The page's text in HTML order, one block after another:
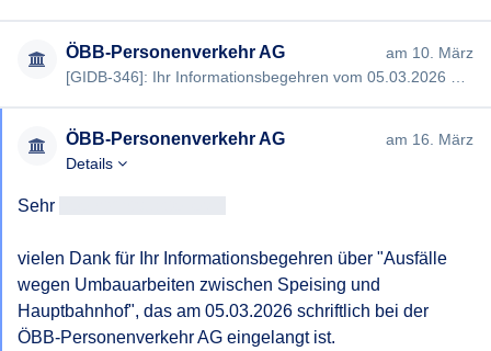
ÖBB-Personenverkehr AG
am 10. März
ÖBB-Personenverkehr AG
am 16. März
Details
Sehr
vielen Dank für Ihr Informationsbegehren über "Ausfälle
wegen Umbauarbeiten zwischen Speising und
Hauptbahnhof", das am 05.03.2026 schriftlich bei der
ÖBB-Personenverkehr AG eingelangt ist.